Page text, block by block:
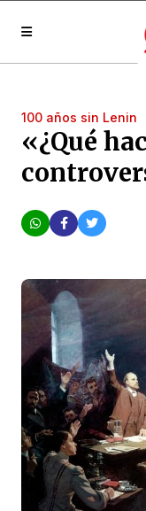
100 años sin Lenin
«¿Qué